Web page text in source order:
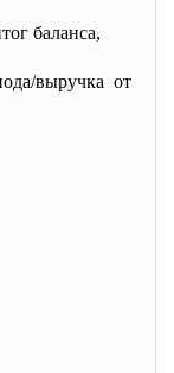
баланса,
выручка от